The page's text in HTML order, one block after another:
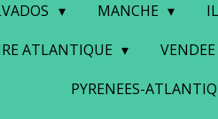
MANCHE
ATLANTIQUE VENDEE
PYRENEES-